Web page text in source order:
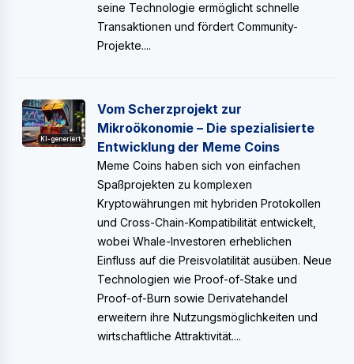
seine Technologie ermöglicht schnelle
Transaktionen und fördert Community-
Projekte....
KI-generiert
Vom Scherzprojekt zur
Mikroökonomie – Die spezialisierte
Entwicklung der Meme Coins
Meme Coins haben sich von einfachen
Spaßprojekten zu komplexen
Kryptowährungen mit hybriden Protokollen
und Cross-Chain-Kompatibilität entwickelt,
wobei Whale-Investoren erheblichen
Einfluss auf die Preisvolatilität ausüben. Neue
Technologien wie Proof-of-Stake und
Proof-of-Burn sowie Derivatehandel
erweitern ihre Nutzungsmöglichkeiten und
wirtschaftliche Attraktivität....